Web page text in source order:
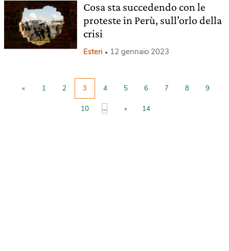
Cosa sta succedendo con le
proteste in Perù, sull’orlo della
crisi
Esteri 12 gennaio 2023
« 1 2 3 4 5 6 7 8 9
10 ... » 14